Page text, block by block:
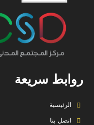
روابط سريعة
الرئيسية
اتصل بنا